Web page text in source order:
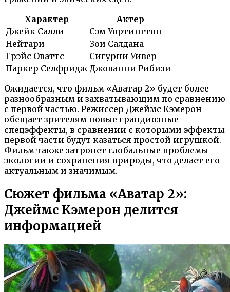
Характер
Актер
Джейк Салли
Сэм Уортингтон
Нейтари
Зои Салдана
Грэйс Оваттс
Сигурни Уивер
Паркер Селфридж Джованни Рибизи
Ожидается, что фильм «Аватар 2» будет более
разнообразным и захватывающим по сравнению
с первой частью. Режиссер Джеймс Кэмерон
обещает зрителям новые грандиозные
спецэффекты, в сравнении с которыми эффекты
первой части будут казаться простой игрушкой.
Фильм также затронет глобальные проблемы
экологии и сохранения природы, что делает его
актуальным и значимым.
Сюжет фильма «Аватар 2»:
Джеймс Кэмерон делится
информацией